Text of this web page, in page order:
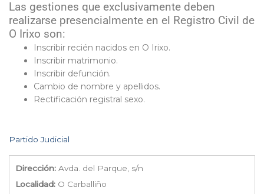
Las gestiones que exclusivamente deben
realizarse presencialmente en el Registro Civil de
O Irixo son:
Inscribir recién nacidos en O Irixo.
Inscribir matrimonio.
Inscribir defunción.
Cambio de nombre y apellidos.
Rectificación registral sexo.
Partido Judicial
Dirección: Avda. del Parque, s/n
Localidad: O Carballiño